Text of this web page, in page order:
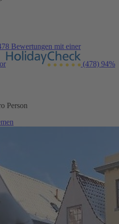
Bewertungen mit einer
(478) 94%
Person